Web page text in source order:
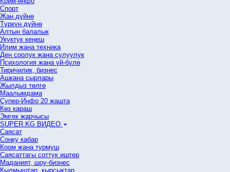
Спорт
Жан дүйнө
Түркүн дүйнө
Алтын балалык
Укуктук кеӊеш
Илим жана техника
Ден соолук жана сулуулук
Психология жана үй-бүлө
Тиричилик, бизнес
Ашкана сырлары
Жылдыз төлгө
Маалымдама
Супер-Инфо 20 жашта
Көз караш
Эмгек жарчысы
SUPER.KG ВИДЕО
Саясат
Cоңку кабар
Коом жана турмуш
Саясаттагы соттук иштер
Маданият, шоу-бизнес
Кылмыштар, кырсыктар